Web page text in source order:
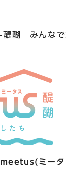
醐 みんなで
meetus(ミー